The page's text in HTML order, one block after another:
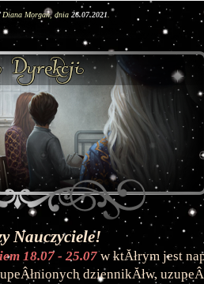
Diana Morgan, dnia 26.07.2021
Nauczyciele!
18.07 - 25.07 w ktĂłrym jest
dziennikĂłw,